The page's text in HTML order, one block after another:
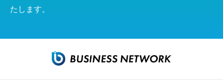
たします。